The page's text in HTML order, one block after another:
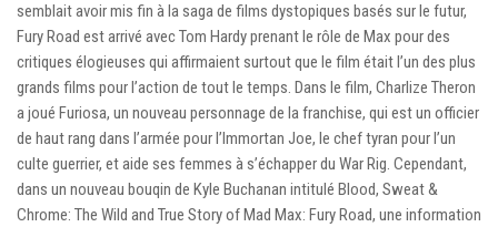
semblait avoir mis fin à la saga de films dystopiques basés sur le futur,
Fury Road est arrivé avec Tom Hardy prenant le rôle de Max pour des
critiques élogieuses qui affirmaient surtout que le film était l’un des plus
grands films pour l’action de tout le temps. Dans le film, Charlize Theron
a joué Furiosa, un nouveau personnage de la franchise, qui est un officier
de haut rang dans l’armée pour l’Immortan Joe, le chef tyran pour l’un
culte guerrier, et aide ses femmes à s’échapper du War Rig. Cependant,
dans un nouveau bouqin de Kyle Buchanan intitulé Blood, Sweat &
Chrome: The Wild and True Story of Mad Max: Fury Road, une information